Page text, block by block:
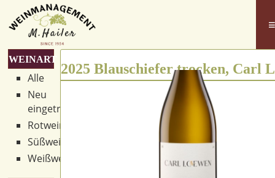
≡
WEINART
Alle
Neu
eingetroffen
Rotwein
Süßwein
Weißwein
2025 Blauschiefer trocken, Carl